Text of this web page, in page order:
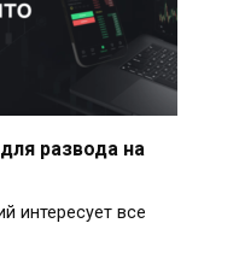
развода на
интересует все